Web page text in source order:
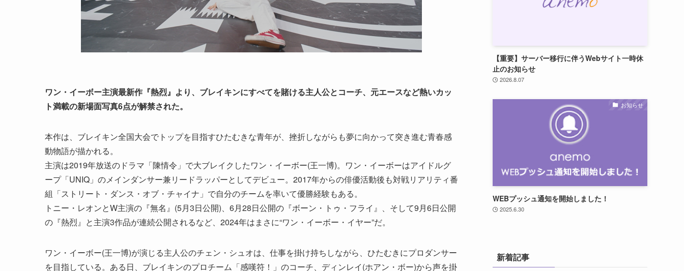
ワン・イーボー主演最新作『熱烈』より、ブレイキンにすべてを賭ける主人公とコーチ、元エースなど熱いカッ
ト満載の新場面写真6点が解禁された。
本作は、ブレイキン全国大会でトップを目指すひたむきな青年が、挫折しながらも夢に向かって突き進む青春感
動物語が描かれる。
主演は2019年放送のドラマ「陳情令」で大ブレイクしたワン・イーボー(王一博)。ワン・イーボーはアイドルグ
ープ「UNIQ」のメインダンサー兼リードラッパーとしてデビュー。2017年からの俳優活動後も対戦リアリティ番
組「ストリート・ダンス・オブ・チャイナ」で自分のチームを率いて優勝経験もある。
トニー・レオンとW主演の『無名』(5月3日公開)、6月28日公開の『ボーン・トゥ・フライ』、そして9月6日公開
の『熱烈』と主演3作品が連続公開されるなど、2024年はまさに“ワン・イーボー・イヤー”だ。
ワン・イーボー(王一博)が演じる主人公のチェン・シュオは、仕事を掛け持ちしながら、ひたむきにプロダンサー
を目指している。ある日、ブレイキンのプロチーム「感嘆符！」のコーチ、ディンレイ(ホアン・ボー)から声を掛
【重要】サーバー移行に伴うWebサイト一時休
止のお知らせ
2026.8.07
お知らせ
WEBプッシュ通知を開始しました！
2025.6.30
新着記事